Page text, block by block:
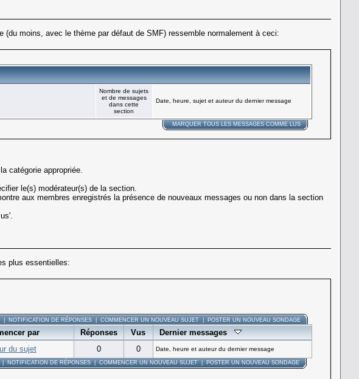
moins, avec le thème par défaut de SMF) ressemble normalement à ceci:
Nombre de sujets
et de messages
dans cette
section
Date, heure, sujet et auteur du dernier message
MARQUER TOUS LES MESSAGES COMME LUS
catégorie appropriée.
le(s) modérateur(s) de la section.
aux membres enregistrés la présence de nouveaux messages ou non dans la section
plus essentielles:
NOTIFICATION DE RÉPONSES| COMMENCER UN NOUVEAU SUJET| POSTER UN NOUVEAU SONDAGE
par Réponses Vus
Dernier messages
du sujet 0 0 Date, heure et auteur du dernier message
NOTIFICATION DE RÉPONSES|COMMENCER UN NOUVEAU SUJET|POSTER UN NOUVEAU SONDAGE